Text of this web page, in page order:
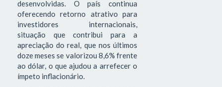
desenvolvidas. O país continua
oferecendo retorno atrativo para
investidores internacionais,
situação que contribui para a
apreciação do real, que nos últimos
doze meses se valorizou 8,6% frente
ao dólar, o que ajudou a arrefecer o
ímpeto inflacionário.